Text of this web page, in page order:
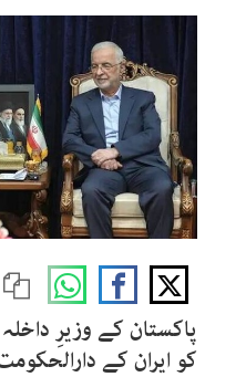
پاکستان کے وزیرِ
کو ایران کے